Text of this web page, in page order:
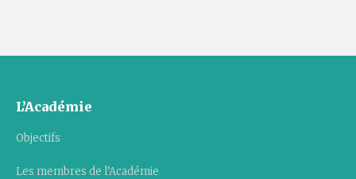
L’Académie
Objectifs
Les membres de l’Académie